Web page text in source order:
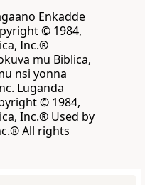
Enkadde
© 1984,
Inc.®
mu Biblica,
nsi yonna
Luganda
© 1984,
Inc.® Used by
All rights